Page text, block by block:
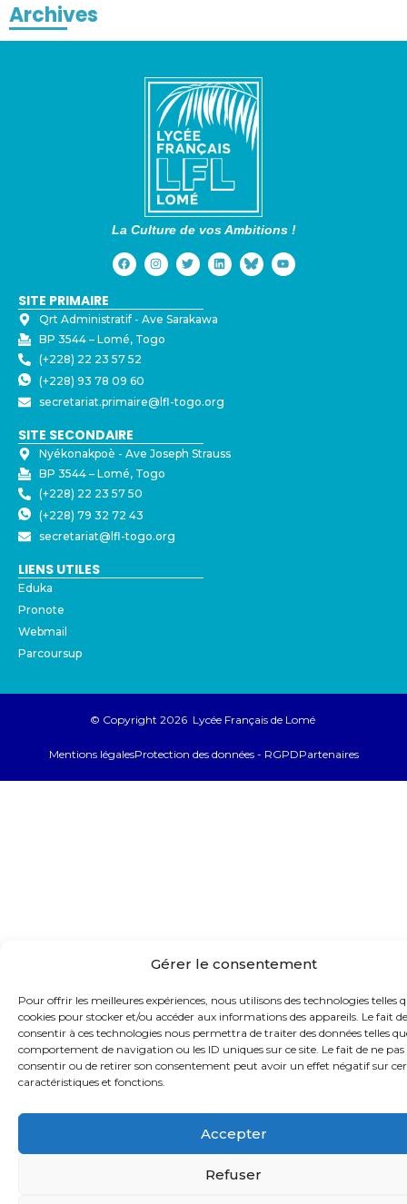
Gérer le consentement
Pour offrir les meilleures expériences, nous utilisons des technologies telles
cookies pour stocker et/ou accéder aux informations des appareils. Le fait de
consentir à ces technologies nous permettra de traiter des données telles
comportement de navigation ou les ID uniques sur ce site. Le fait de ne pas
consentir ou de retirer son consentement peut avoir un effet négatif sur
caractéristiques et fonctions.
Accepter
Refuser
Archives
La Culture de vos Ambitions !
SITE PRIMAIRE
Qrt Administratif - ⁠Ave Sarakawa
BP 3544 – Lomé, Togo
(+228) 22 23 57 52
(+228) 93 78 09 60
secretariat.primaire@lfl-togo.org
SITE SECONDAIRE
Nyékonakpoè - ⁠Ave Joseph Strauss
BP 3544 – Lomé, Togo
(+228) 22 23 57 50
(+228) 79 32 72 43
secretariat@lfl-togo.org
LIENS UTILES
Eduka
Pronote
Webmail
Parcoursup
© Copyright 2026 Lycée Français de Lomé
Mentions légalesProtection des données - RGPDPartenaires